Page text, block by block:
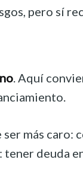
pero sí
. Aquí
más caro: